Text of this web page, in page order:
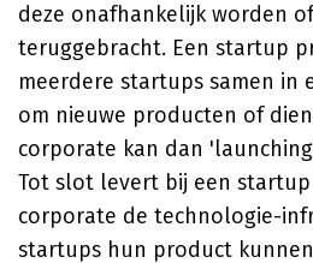
deze onafhankelijk worden
teruggebracht. Een startup
meerdere startups samen in
om nieuwe producten of
corporate kan dan
Tot slot levert bij een
corporate de technologie-
startups hun product